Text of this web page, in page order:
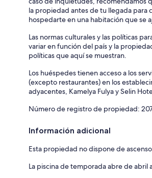
la propiedad antes de tu llegada para
hospedarte en una habitación que se
Las normas culturales y las políticas
variar en función del país y la
políticas que aquí se muestran.
Los huéspedes tienen acceso a los
(excepto restaurantes) en los
adyacentes, Kamelya Fulya y Selin
Número de registro de propiedad:
Información adicional
Esta propiedad no dispone de
La piscina de temporada abre de abril